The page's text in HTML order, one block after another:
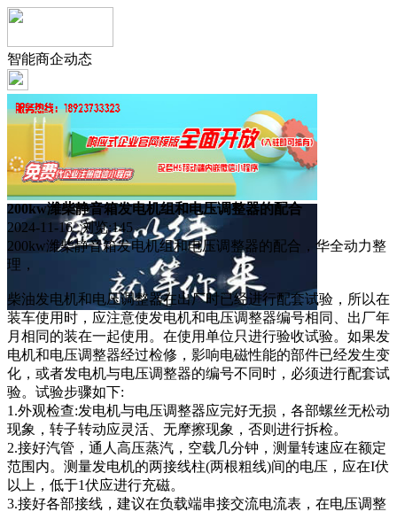
智能商企动态
200kw潍柴静音箱发电机组和电压调整器的配合
2024-11-16 浏览:145
200kw潍柴静音箱发电机组和电压调整器的配合，华全动力整
理，
柴油发电机和电压调整器在出厂时已经进行配套试验，所以在
装车使用时，应注意使发电机和电压调整器编号相同、出厂年
月相同的装在一起使用。在使用单位只进行验收试验。如果发
电机和电压调整器经过检修，影响电磁性能的部件已经发生变
化，或者发电机与电压调整器的编号不同时，必须进行配套试
验。试验步骤如下:
1.外观检查:发电机与电压调整器应完好无损，各部螺丝无松动
现象，转子转动应灵活、无摩擦现象，否则进行拆检。
2.接好汽管，通人高压蒸汽，空载几分钟，测量转速应在额定
范围内。测量发电机的两接线柱(两根粗线)间的电压，应在I伏
以上，低于1伏应进行充磁。
3.接好各部接线，建议在负载端串接交流电流表，在电压调整